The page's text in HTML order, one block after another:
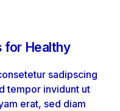
for Healthy
sadipscing
tempor invidunt ut
erat, sed diam